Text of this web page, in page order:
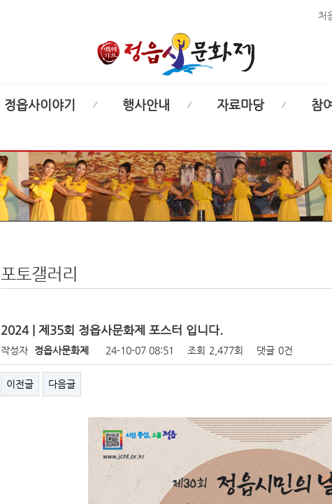
처
정읍사이야기 행사안내 자료마당 참
포토갤러리
2024 | 제35회 정읍사문화제 포스터 입니다.
작성자 정읍사문화제 24-10-07 08:51 조회 2,477회 댓글 0건
이전글 다음글